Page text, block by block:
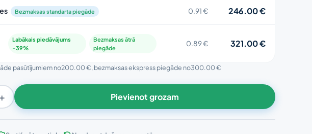
Bezmaksas standarta piegāde 0.91 € 246.00 €
Labākais piedāvājums
-39%
Bezmaksas ātrā
piegāde
0.89 € 321.00 €
pasūtījumiem no200.00 €, bezmaksas ekspress piegāde no300.00 €
+ Pievienot grozam